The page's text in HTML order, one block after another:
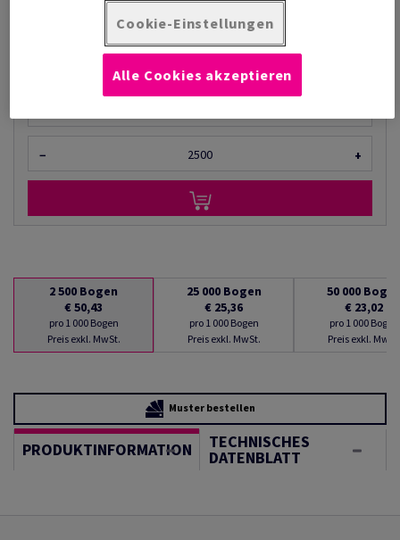
BEGRENZTES LAGER
Mengeneinheiten
− +
2 500 Bogen
€ 50,43
pro 1 000 Bogen
Preis exkl. MwSt.
25 000 Bogen
€ 25,36
pro 1 000 Bogen
Preis exkl. MwSt.
50 000
€ 23,02
pro 1 000 Bogen
Preis exkl. MwSt.
Muster bestellen
PRODUKTINFORMATION TECHNISCHES
DATENBLATT
Cookie-Einstellungen
Alle Cookies akzeptieren